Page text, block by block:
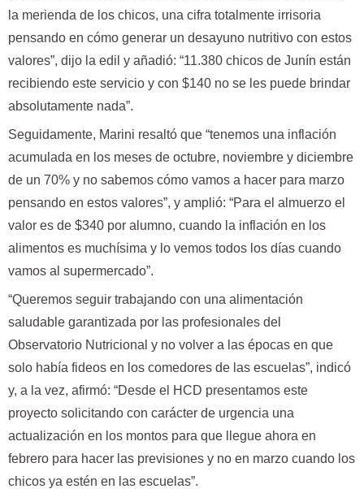
la merienda de los chicos, una cifra totalmente irrisoria
pensando en cómo generar un desayuno nutritivo con estos
valores”, dijo la edil y añadió: “11.380 chicos de Junín están
recibiendo este servicio y con $140 no se les puede brindar
absolutamente nada”.
Seguidamente, Marini resaltó que “tenemos una inflación
acumulada en los meses de octubre, noviembre y diciembre
de un 70% y no sabemos cómo vamos a hacer para marzo
pensando en estos valores”, y amplió: “Para el almuerzo el
valor es de $340 por alumno, cuando la inflación en los
alimentos es muchísima y lo vemos todos los días cuando
vamos al supermercado”.
“Queremos seguir trabajando con una alimentación
saludable garantizada por las profesionales del
Observatorio Nutricional y no volver a las épocas en que
solo había fideos en los comedores de las escuelas”, indicó
y, a la vez, afirmó: “Desde el HCD presentamos este
proyecto solicitando con carácter de urgencia una
actualización en los montos para que llegue ahora en
febrero para hacer las previsiones y no en marzo cuando los
chicos ya estén en las escuelas”.